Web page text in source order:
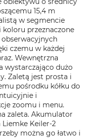
15,4 m
w segmencie
przeznaczone
czemu w każdej
Wewnętrzna
wystarczająco dużo
Zaletą jest prosta i
pośrodku kółku do
i
zoomu i menu.
zaleta. Akumulator
Liemke Keiler-2
można go łatwo i